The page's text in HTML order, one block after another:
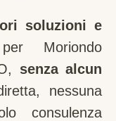
soluzioni e
per Moriondo
, senza alcun
nessuna
consulenza